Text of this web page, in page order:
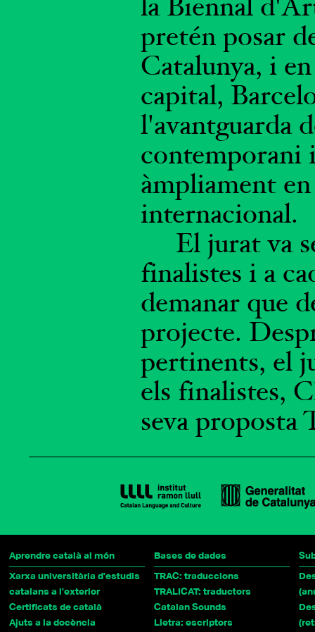
la Biennal
pretén posar
Catalunya, i
capital,
l'avantguarda
àmpliament
internacional.
El jurat va
finalistes i a
demanar que
projecte.
pertinents, el
els finalistes,
seva proposta
Aprendre català al món
Xarxa universitària d'estudis
catalans a l'exterior
Certificats de català
Ajuts a la docència
Bases de dades
TRAC: traduccions
TRALICAT: traductors
Catalan Sounds
Lletra: escriptors